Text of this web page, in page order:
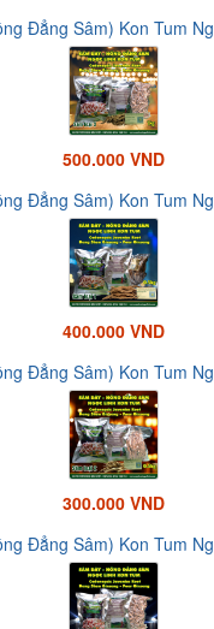
Đẳng Sâm) Kon Tum
500.000 VND
Đẳng Sâm) Kon Tum
400.000 VND
Đẳng Sâm) Kon Tum
300.000 VND
Đẳng Sâm) Kon Tum